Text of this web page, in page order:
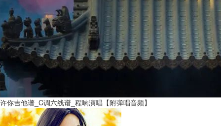
许你吉他谱_C调六线谱_程响演唱【附弹唱音频】